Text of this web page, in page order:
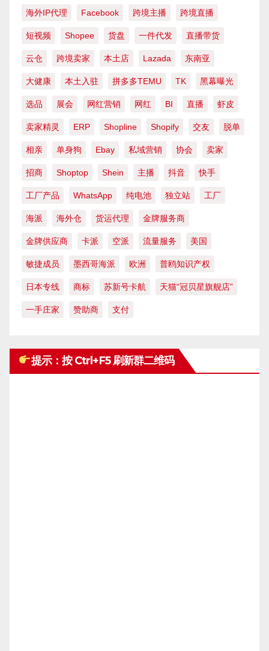
海外IP代理 Facebook 跨境主播 跨境直播
短视频 Shopee 货盘 一件代发 直播带货
云仓 跨境卖家 本土店 Lazada 东南亚
大健康 本土入驻 拼多多TEMU TK 黑幕曝光
选品 展会 网红营销 网红 BI 直播 虾皮
卖家精灵 ERP Shopline Shopify 交友 脱单
相亲 单身狗 Ebay 私域营销 协会 卖家
招商 Shoptop Shein 主播 抖音 快手
工厂产品 WhatsApp 纯电池 独立站 工厂
海派 海外仓 货运代理 金牌服务商
金牌供应商 卡派 空派 流量服务 美国
敏捷成员 墨西哥海派 欧洲 普鸥知识产权
日本专线 商标 苏新号卡航 天猫“冠贝星旗舰店”
一手庄家 赞助商 支付
提示：按 Ctrl+F5 刷新群二维码